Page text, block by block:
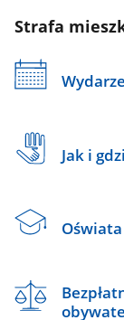
Strafa
Jak i
Oświata